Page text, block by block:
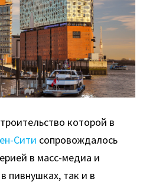
которой в
Сити сопровождалось
в масс-медиа и
пивнушках, так и в